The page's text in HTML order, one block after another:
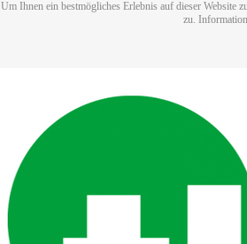
Um Ihnen ein bestmögliches Erlebnis auf dieser Website
zu.